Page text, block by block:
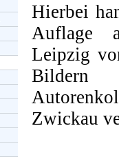
Hierbei
Auflage
Leipzig
Zwickau